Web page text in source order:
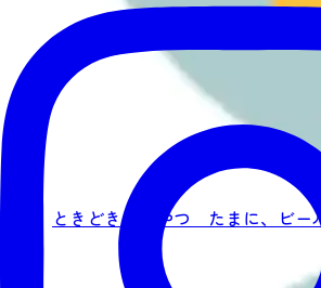
ときどき、おやつ たまに、ビール